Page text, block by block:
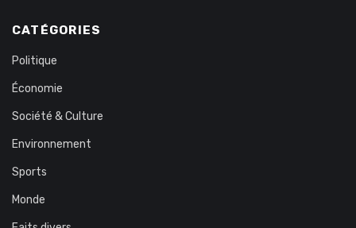
CATÉGORIES
Politique
Économie
Société & Culture
Environnement
Sports
Monde